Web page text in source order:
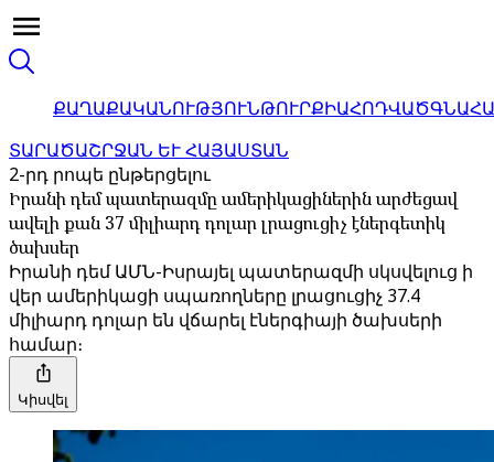
ՔԱՂԱՔԱԿԱՆՈՒԹՅՈՒՆԹՈՒՐՔԻԱՀՈԴՎԱԾ
ՏԱՐԱԾԱՇՐՋԱՆ ԵՒ ՀԱՅԱՍՏԱՆ
2-րդ րոպե ընթերցելու
Իրանի դեմ պատերազմը ամերիկացիներին արժեցավ
ավելի քան 37 միլիարդ դոլար լրացուցիչ էներգետիկ
ծախսեր
Իրանի դեմ ԱՄՆ-Իսրայել պատերազմի սկսվելուց ի
վեր ամերիկացի սպառողները լրացուցիչ 37.4
միլիարդ դոլար են վճարել էներգիայի ծախսերի
համար։
Կիսվել